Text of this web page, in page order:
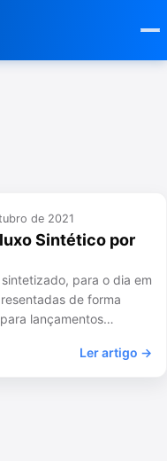
de 2021
Sintético por
para o dia em
de forma
lançamentos…
Ler artigo →